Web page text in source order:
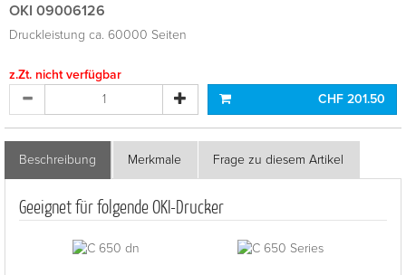
OKI 09006126
Druckleistung ca. 60000 Seiten
z.Zt. nicht verfügbar
CHF 201.50
Beschreibung Merkmale Frage zu diesem Artikel
Geeignet für folgende OKI-Drucker